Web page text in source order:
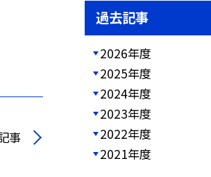
事
過去記事
2026年度
2025年度
2024年度
2023年度
2022年度
2021年度